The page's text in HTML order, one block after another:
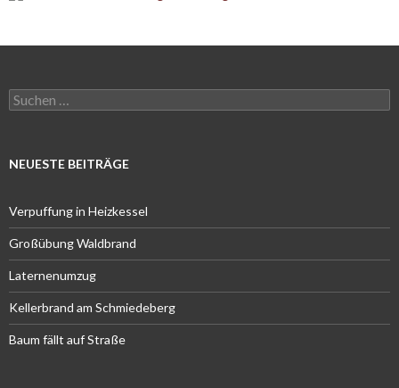
Suchen
nach:
NEUESTE BEITRÄGE
Verpuffung in Heizkessel
Großübung Waldbrand
Laternenumzug
Kellerbrand am Schmiedeberg
Baum fällt auf Straße